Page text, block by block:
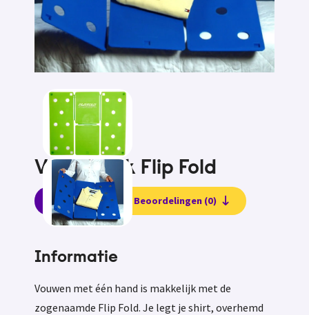
Vouwplank Flip Fold
Informatie Beoordelingen (0)
Informatie
Vouwen met één hand is makkelijk met de
zogenaamde Flip Fold. Je legt je shirt, overhemd